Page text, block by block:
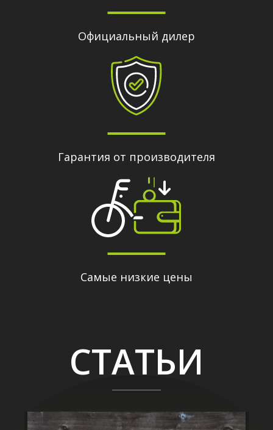
Официальный дилер
Гарантия от производителя
Самые низкие цены
СТАТЬИ